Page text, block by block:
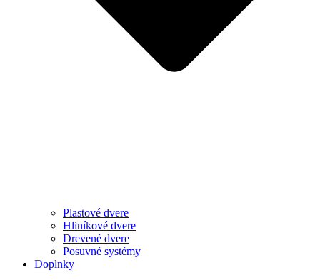
Plastové dvere
Hliníkové dvere
Drevené dvere
Posuvné systémy
Doplnky